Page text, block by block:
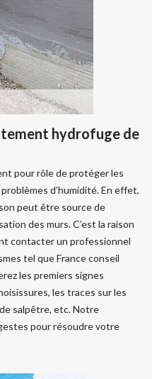
hydrofuge de
pour rôle de protéger les
d’humidité. En effet,
peut être source de
des murs. C’est la raison
contacter un professionnel
tel que France conseil
les premiers signes
les traces sur les
salpêtre, etc. Notre
pour résoudre votre